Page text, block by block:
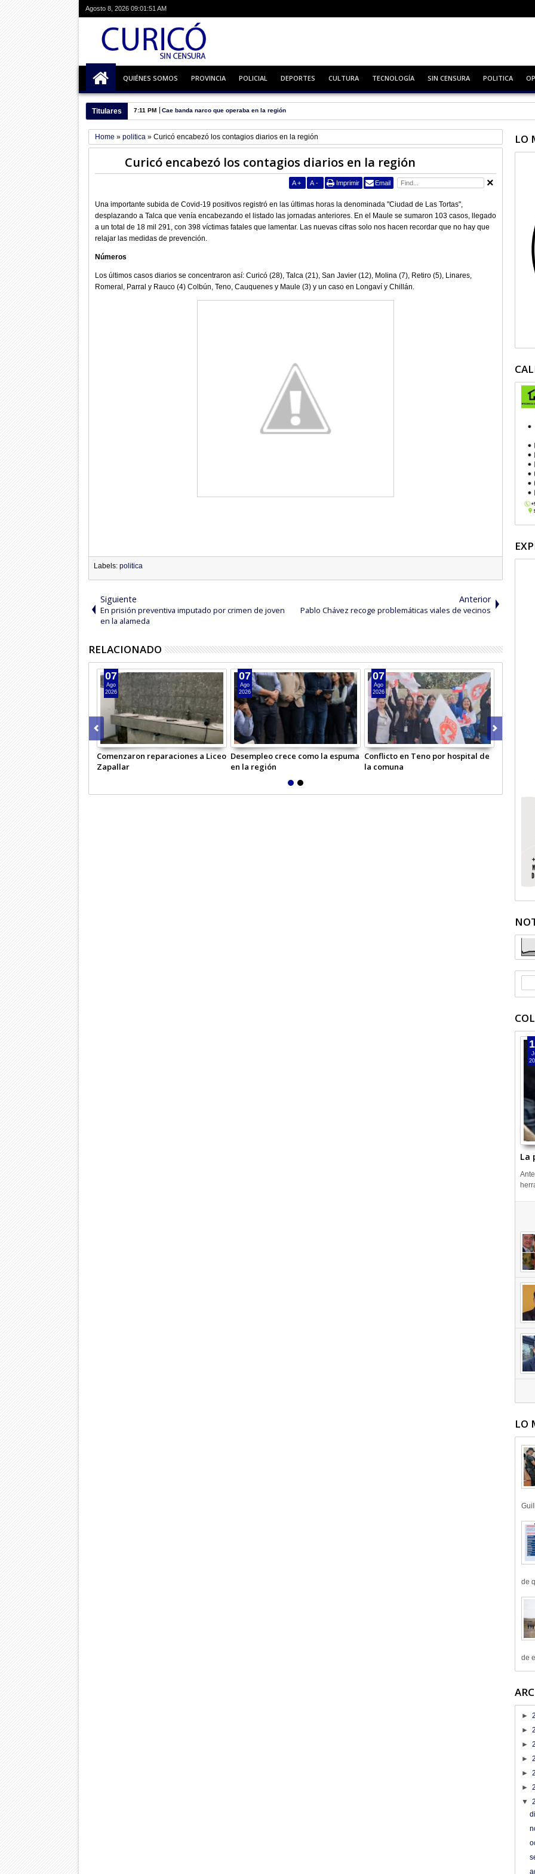
Agosto 8, 2026 09:01:52 AM
QUIÉNES SOMOS PROVINCIA POLICIAL DEPORTES CULTURA TECNOLOGÍA SIN CENSURA POLITICA
Titulares 08:39 AM Comenzaron reparaciones a Liceo Zapallar
Home » politica » Curicó encabezó los contagios diarios en la región
Curicó encabezó los contagios diarios en la región
A + A - Imprimir Email
Una importante subida de Covid-19 positivos registró en las últimas horas la denominada "Ciudad de Las Tortas",
desplazando a Talca que venía encabezando el listado las jornadas anteriores. En el Maule se sumaron 103 casos, llegado
a un total de 18 mil 291, con 398 víctimas fatales que lamentar. Las nuevas cifras solo nos hacen recordar que no hay que
relajar las medidas de prevención.
Números
Los últimos casos diarios se concentraron así: Curicó (28), Talca (21), San Javier (12), Molina (7), Retiro (5), Linares,
Romeral, Parral y Rauco (4) Colbún, Teno, Cauquenes y Maule (3) y un caso en Longaví y Chillán.
Labels: politica
Siguiente
En prisión preventiva imputado por crimen de joven
en la alameda
Anterior
Pablo Chávez recoge problemáticas viales de vecinos
RELACIONADO
Comenzaron reparaciones a Liceo
Zapallar
07
Ago
2026
Desempleo crece como la espuma
en la región
07
Ago
2026
Conflicto en Teno por hospital de
la comuna
07
Ago
2026
Escuela
LO
La
LO
de
de
►
►
►
►
►
►
▼